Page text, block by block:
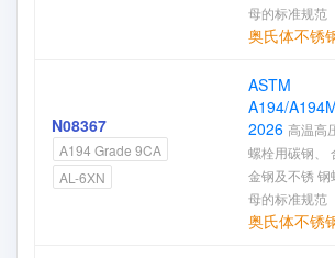
母的标准规范
奥氏体不锈
N08367
A194 Grade 9CA
AL-6XN
ASTM
A194/
2026 高温高
螺栓用碳钢、
金钢及不锈 钢
母的标准规范
奥氏体不锈